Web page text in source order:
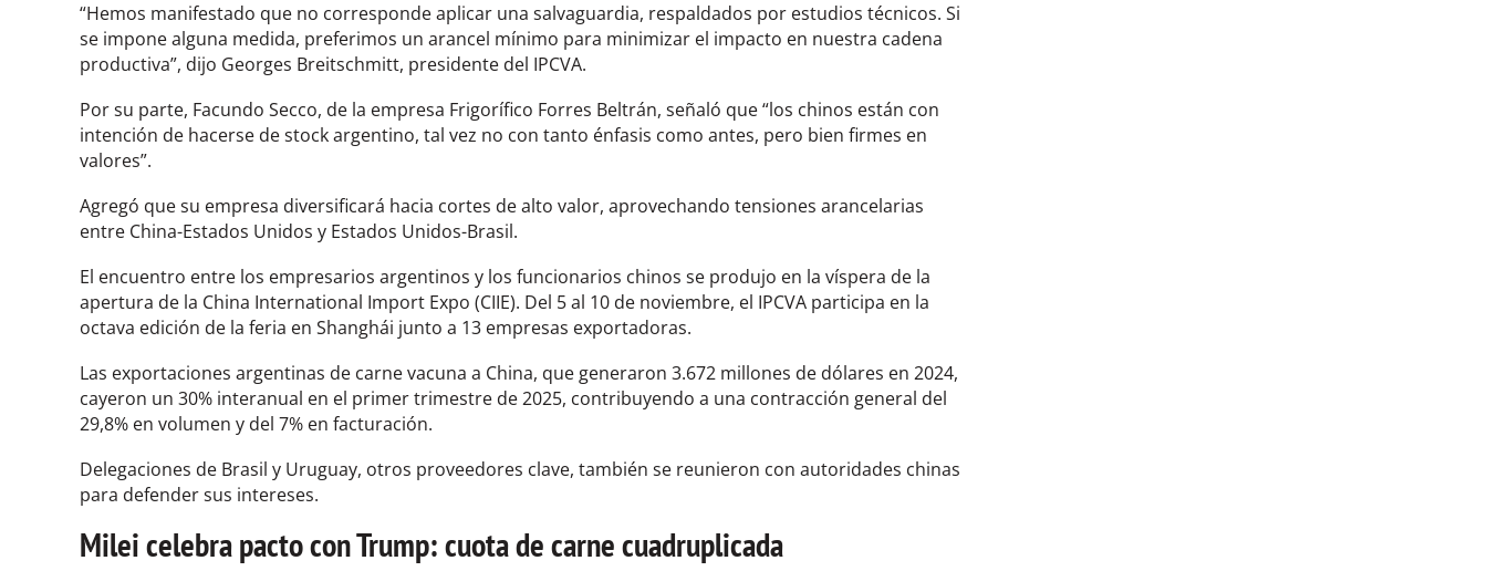
“Hemos manifestado que no corresponde aplicar una salvaguardia, respaldados por estudios técnicos. Si
se impone alguna medida, preferimos un arancel mínimo para minimizar el impacto en nuestra cadena
productiva”, dijo Georges Breitschmitt, presidente del IPCVA.
Por su parte, Facundo Secco, de la empresa Frigorífico Forres Beltrán, señaló que “los chinos están con
intención de hacerse de stock argentino, tal vez no con tanto énfasis como antes, pero bien firmes en
valores”.
Agregó que su empresa diversificará hacia cortes de alto valor, aprovechando tensiones arancelarias
entre China-Estados Unidos y Estados Unidos-Brasil.
El encuentro entre los empresarios argentinos y los funcionarios chinos se produjo en la víspera de la
apertura de la China International Import Expo (CIIE). Del 5 al 10 de noviembre, el IPCVA participa en la
octava edición de la feria en Shanghái junto a 13 empresas exportadoras.
Las exportaciones argentinas de carne vacuna a China, que generaron 3.672 millones de dólares en 2024,
cayeron un 30% interanual en el primer trimestre de 2025, contribuyendo a una contracción general del
29,8% en volumen y del 7% en facturación.
Delegaciones de Brasil y Uruguay, otros proveedores clave, también se reunieron con autoridades chinas
para defender sus intereses.
Milei celebra pacto con Trump: cuota de carne cuadruplicada